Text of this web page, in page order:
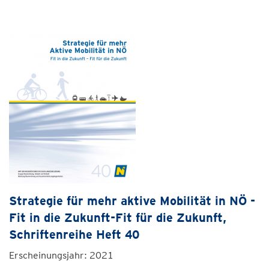
Strategie für mehr aktive Mobilität in NÖ -
Fit in die Zukunft-Fit für die Zukunft,
Schriftenreihe Heft 40
Erscheinungsjahr: 2021